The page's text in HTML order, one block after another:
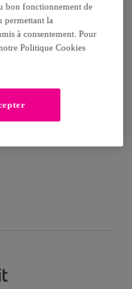
bon fonctionnement de
permettant la
à consentement. Pour
Politique Cookies